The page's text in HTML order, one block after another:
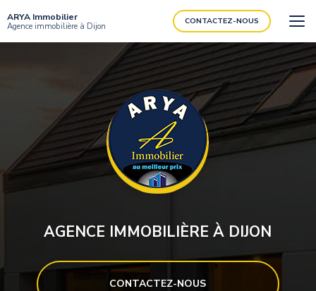
au
contenu
principal
ARYA Immobilier
Agence immobilière à Dijon CONTACTEZ-NOUS
AGENCE IMMOBILIÈRE À DIJON
CONTACTEZ-NOUS